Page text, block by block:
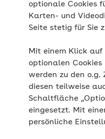
optionale Cookies
Karten- und
Seite stetig für Sie
Mit einem Klick
optionalen
werden zu den o.g.
diesen teilweise
Schaltfläche
eingesetzt. Mit
persönliche
Sie externen Inhalt von
Sie darauf hinweisen,
des Inhalts Daten an
werden. Weitere
Sie in unserer